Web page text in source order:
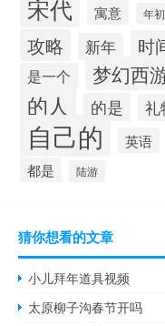
宋代 寓意 年初
攻略 新年 时
是一个 梦幻西
的人 的是 礼
自己的 英语
都是 陆游
猜你想看的文章
小儿拜年道具视频
太原柳子沟春节开吗